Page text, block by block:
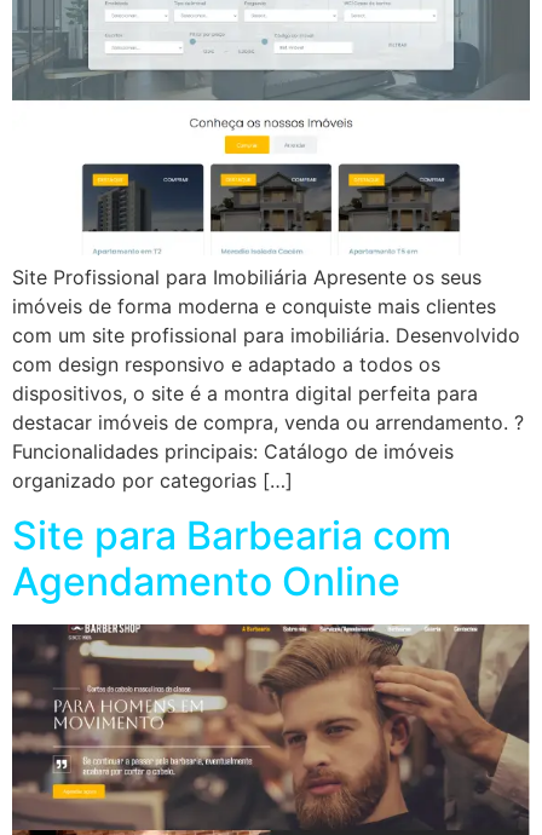
Site Profissional para Imobiliária Apresente os seus
imóveis de forma moderna e conquiste mais clientes
com um site profissional para imobiliária. Desenvolvido
com design responsivo e adaptado a todos os
dispositivos, o site é a montra digital perfeita para
destacar imóveis de compra, venda ou arrendamento. ?
Funcionalidades principais: Catálogo de imóveis
organizado por categorias […]
Site para Barbearia com
Agendamento Online